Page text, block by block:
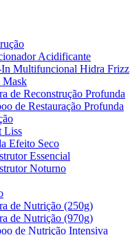
Acidificante
In Multifuncional Hidra Frizz
de Reconstrução Profunda
de Restauração Profunda
Liss
Efeito Seco
Essencial
Noturno
de Nutrição (250g)
de Nutrição (970g)
de Nutrição Intensiva